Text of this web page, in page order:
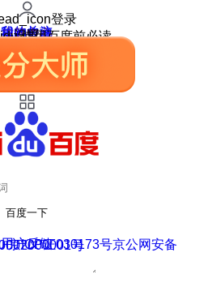
登录
我的关注
我的收藏
皮肤中心
用户反馈
设置
使用百度前必读
百度一下
用户反馈
京ICP证030173号
备11000002000001号